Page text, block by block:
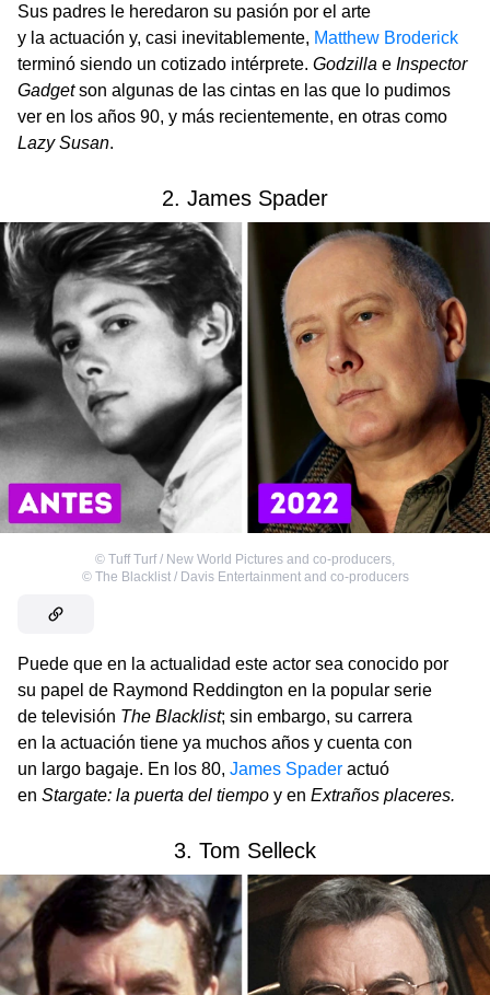
Sus padres le heredaron su pasión por el arte
y la actuación y, casi inevitablemente, Matthew Broderick
terminó siendo un cotizado intérprete. Godzilla e Inspector
Gadgetson algunas de las cintas en las que lo pudimos
ver en los años 90, y más recientemente, en otras como
Lazy Susan.
2. James Spader
© Tuff Turf / New World Pictures and co-producers,
© The Blacklist / Davis Entertainment and co-producers
Puede que en la actualidad este actor sea conocido por
su papel de Raymond Reddington en la popular serie
de televisión The Blacklist; sin embargo, su carrera
en la actuación tiene ya muchos años y cuenta con
un largo bagaje. En los 80, James Spader actuó
en Stargate: la puerta del tiempo y en Extraños placeres.
3. Tom Selleck